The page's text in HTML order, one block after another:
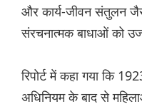
और कार्य-जीवन संतुलन जैसे
संरचनात्मक बाधाओं को
रिपोर्ट में कहा गया कि
अधिनियम के बाद से